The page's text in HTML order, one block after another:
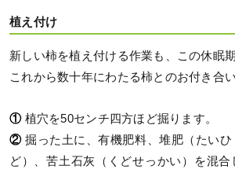
植え付け
新しい柿を植え付ける作業も、この休眠
これから数十年にわたる柿とのお付き合
①植穴を50センチ四方ほど掘ります。
②掘った土に、有機肥料、堆肥（たいひ
ど）、苦土石灰（くどせっかい）を混